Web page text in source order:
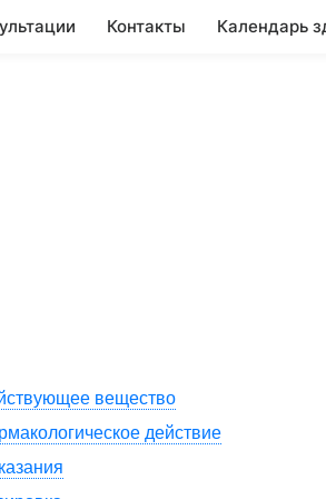
Контакты Календарь
вещество
действие